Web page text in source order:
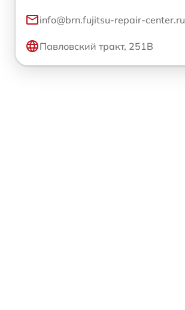
info@brn.fujitsu-repair-center.ru
Павловский тракт, 251В